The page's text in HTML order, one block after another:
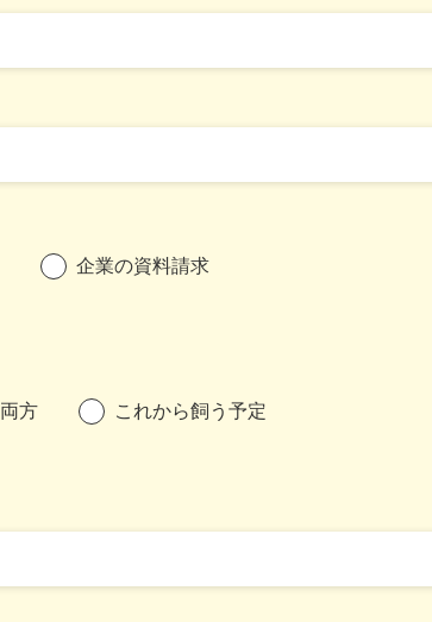
企業の資料請求
両方 これから飼う予定